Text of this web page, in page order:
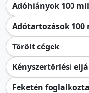
Adóhiányok 100
Adótartozások
Törölt cégek
Kényszertörlési
Feketén